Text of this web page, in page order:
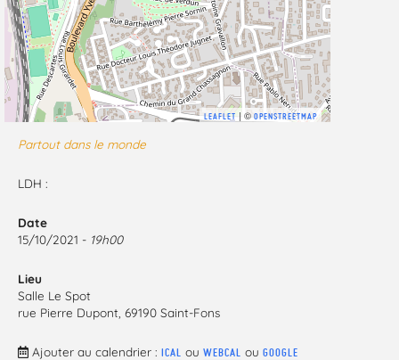
LEAFLET| ©OPENSTREETMAP
Partout dans le monde
LDH :
Date
15/10/2021 - 19h00
Lieu
Salle Le Spot
rue Pierre Dupont, 69190 Saint-Fons
Ajouter au calendrier : ICAL ou WEBCAL ou GOOGLE